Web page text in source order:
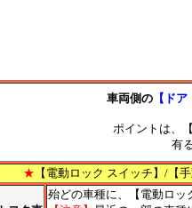
車両側の 【ド
ポイントは、
有
★ 【電動ロック スイッチ】/【
殆どの車種に、【電動ロッ